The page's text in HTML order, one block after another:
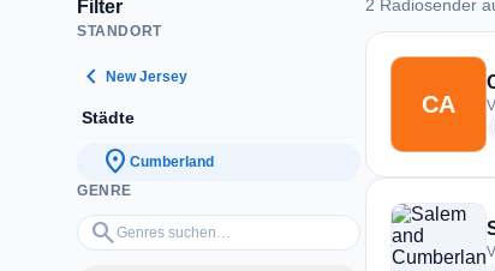
Filter
STANDORT
chevron_left New Jersey
Städte
location_on Cumberland
GENRE
search
Genres suchen…
2 Radiosender
2 Radiosender
CA